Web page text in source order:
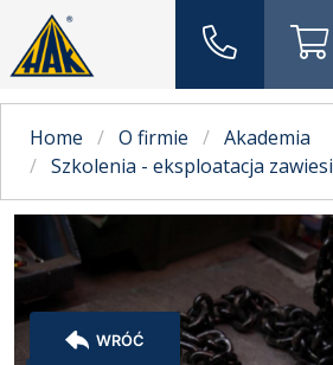
WRÓĆ
Home O firmie
Akademia
Szkolenia - eksploatacja zawiesi